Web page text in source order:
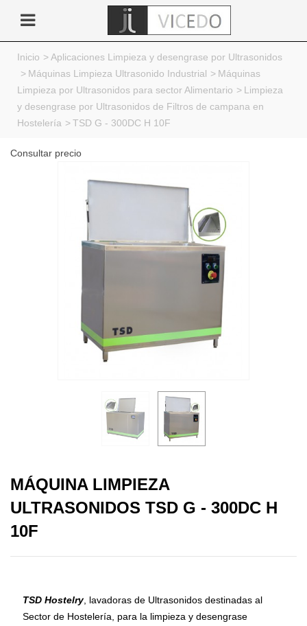
Inicio >Aplicaciones Limpieza y desengrase por Ultrasonidos
> Máquinas Limpieza Ultrasonido Industrial > Máquinas
Limpieza por Ultrasonidos para sector Alimentario > Limpieza
y desengrase por Ultrasonidos de Filtros de campana en
Hostelería >TSD G - 300DC H 10F
Consultar precio
MÁQUINA LIMPIEZA
ULTRASONIDOS TSD G - 300DC H
10F
TSD Hostelry, lavadoras de Ultrasonidos destinadas al
Sector de Hostelería, para la limpieza y desengrase